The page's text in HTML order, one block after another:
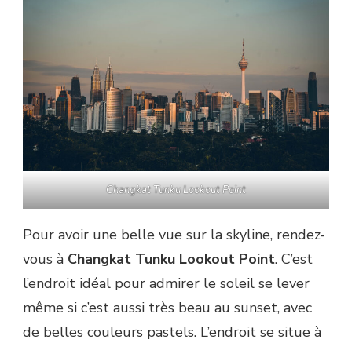
Changkat Tunku Lookout Point
Pour avoir une belle vue sur la skyline, rendez-
vous à Changkat Tunku Lookout Point. C’est
l’endroit idéal pour admirer le soleil se lever
même si c’est aussi très beau au sunset, avec
de belles couleurs pastels. L’endroit se situe à